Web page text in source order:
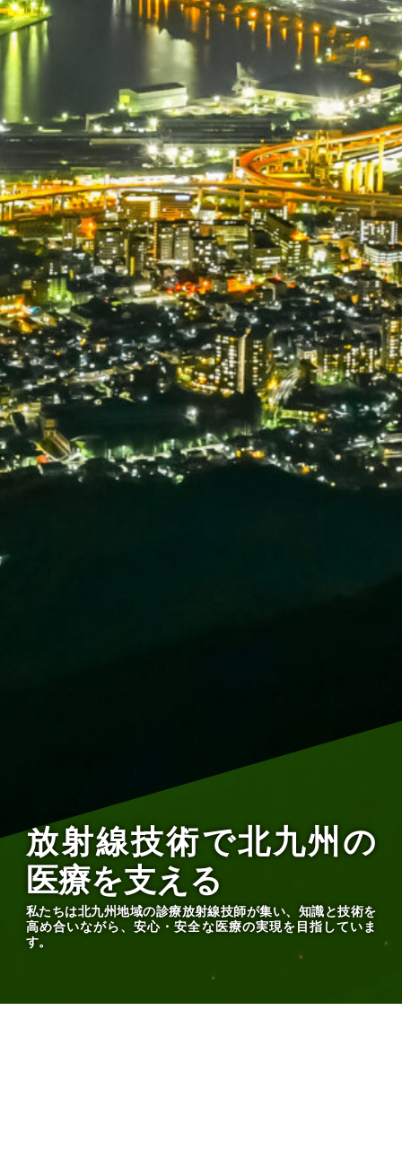
放射線技術で北九州の
医療を支える
私たちは北九州地域の診療放射線技師が集い、知識と技術を
高め合いながら、安心・安全な医療の実現を目指していま
す。